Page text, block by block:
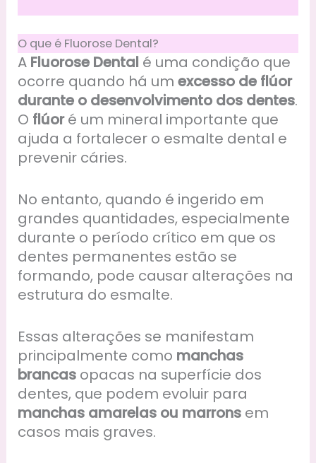
O que é Fluorose Dental?
A Fluorose Dental é uma condição que
ocorre quando há umexcesso de flúor
durante o desenvolvimento dos dentes.
O flúoré um mineral importante que
ajuda a fortalecer o esmalte dental e
prevenir cáries.
No entanto, quando é ingerido em
grandes quantidades, especialmente
durante o período crítico em que os
dentes permanentes estão se
formando, pode causar alterações na
estrutura do esmalte.
Essas alterações se manifestam
principalmente como manchas
brancas opacas na superfície dos
dentes, que podem evoluir para
manchas amarelas ou marrons em
casos mais graves.